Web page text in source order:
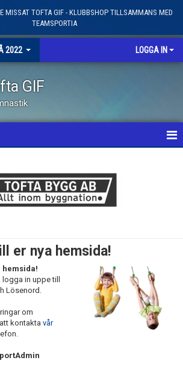
MISSAT TOFTA GIF - KLUBBSHOP TILLSAMMANS MED
TEAMSPORTIA
2022 LOGGA IN
GIF
er nya hemsida!
hemsida!
in uppe till
Lösenord.
om
kontakta vår